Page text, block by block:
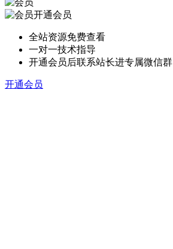
开通会员
全站资源免费查看
一对一技术指导
开通会员后联系站长进专属微信群
开通会员